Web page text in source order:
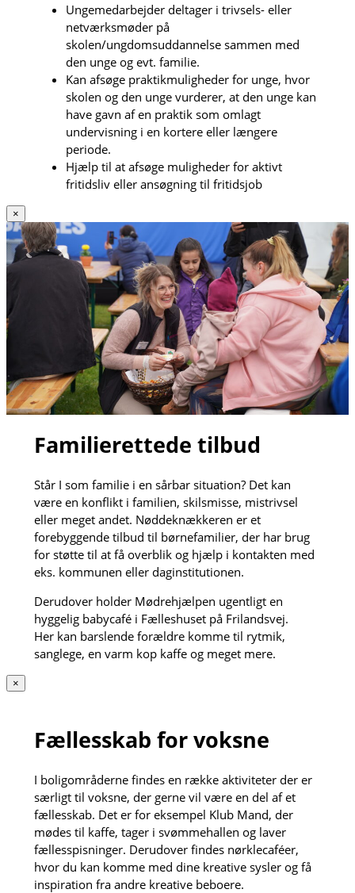
Ungemedarbejder deltager i trivsels- eller
netværksmøder på
skolen/ungdomsuddannelse sammen med
den unge og evt. familie.
Kan afsøge praktikmuligheder for unge, hvor
skolen og den unge vurderer, at den unge kan
have gavn af en praktik som omlagt
undervisning i en kortere eller længere
periode.
Hjælp til at afsøge muligheder for aktivt
fritidsliv eller ansøgning til fritidsjob
×
Familierettede tilbud
Står I som familie i en sårbar situation? Det kan
være en konflikt i familien, skilsmisse, mistrivsel
eller meget andet. Nøddeknækkeren er et
forebyggende tilbud til børnefamilier, der har brug
for støtte til at få overblik og hjælp i kontakten med
eks. kommunen eller daginstitutionen.
Derudover holder Mødrehjælpen ugentligt en
hyggelig babycafé i Fælleshuset på Frilandsvej.
Her kan barslende forældre komme til rytmik,
sanglege, en varm kop kaffe og meget mere.
×
Fællesskab for voksne
I boligområderne findes en række aktiviteter der er
særligt til voksne, der gerne vil være en del af et
fællesskab. Det er for eksempel Klub Mand, der
mødes til kaffe, tager i svømmehallen og laver
fællesspisninger. Derudover findes nørklecaféer,
hvor du kan komme med dine kreative sysler og få
inspiration fra andre kreative beboere.